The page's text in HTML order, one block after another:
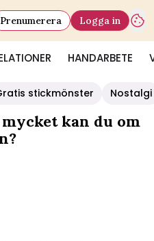
HANDARBETE
Prenumerera Logga in
stickmönster Nostalgi
kan du om